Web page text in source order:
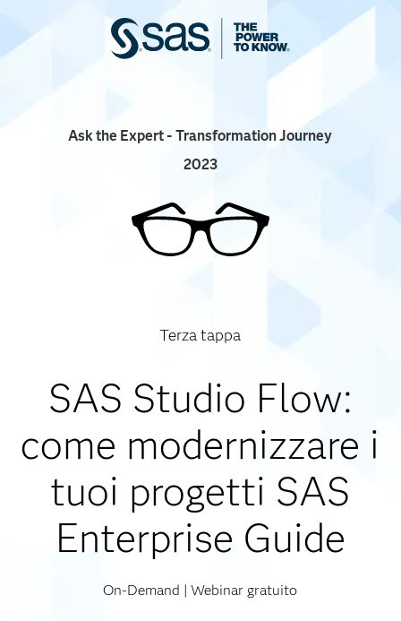
Ask the Expert - Transformation Journey
2023
Terza tappa
SAS Studio Flow:
come modernizzare i
tuoi progetti SAS
Enterprise Guide
On-Demand | Webinar gratuito